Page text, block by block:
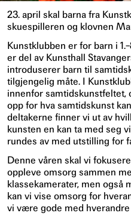
23. april skal barna fra
skuespilleren og klovnen
Kunstklubben er for barn i
er del av Kunsthall
introduserer barn til
tilgjengelig måte. I
innenfor samtidskunstfeltet,
opp for hva samtidskunst
deltakerne finner vi ut av
kunsten en kan ta med seg
rundes av med utstilling for
Denne våren skal vi
oppleve omsorg sammen
klassekamerater, men også
kan vi vise omsorg for
vi være gode med hverandre